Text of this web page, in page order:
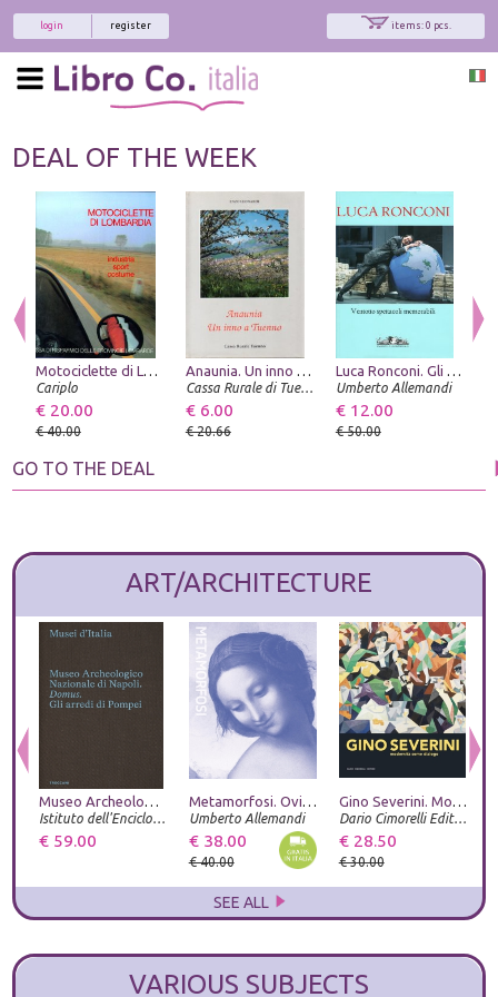
items: 0 pcs.
register
login
DEAL OF THE WEEK
Motociclette di Lombardia. Industria, sport, costume
Cariplo
€ 20.00
€ 40.00
Anaunia. Un inno a Tuenno
Cassa Rurale di Tuenno
€ 6.00
€ 20.66
Luca Ronconi. Gli spettacoli per Torino
Umberto Allemandi
€ 12.00
€ 50.00
GO TO THE DEAL
ART/ARCHITECTURE
Museo Archeologico Nazionale di Napoli. Domus. Gli arredi di Pompei
Istituto dell'Enciclopedia Italiana
€ 59.00
Metamorfosi. Ovidio e le arti. Catalogo della mostra (Roma, 23 giugno-20 settembre 2026). Ediz. illustrata
Umberto Allemandi
€ 38.00
€ 40.00
Gino Severini. Modernità come dialogo
Dario Cimorelli Editore
€ 28.50
€ 30.00
SEE ALL
VARIOUS SUBJECTS